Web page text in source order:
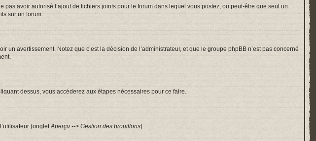
avoir autorisé l’ajout de fichiers joints pour le forum dans lequel vous postez, ou peut-être que seul un
sur un forum.
avertissement. Notez que c’est la décision de l’administrateur, et que le groupe phpBB n’est pas concerné
dessus, vous accéderez aux étapes nécessaires pour ce faire.
(ongletAperçu --> Gestion des brouillons).